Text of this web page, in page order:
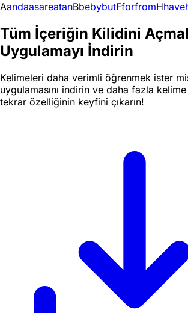
AandaasareatanBbebybutFforfromHhave
Tüm İçeriğin Kilidini
Uygulamayı İndirin
Kelimeleri daha verimli öğrenmek ister
uygulamasını indirin ve daha fazla
tekrar özelliğinin keyfini çıkarın!